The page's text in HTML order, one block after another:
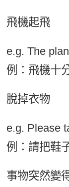
飛機起飛
e.g. The
例：飛機十
脫掉衣物
e.g. Please
例：請把鞋
事物突然變